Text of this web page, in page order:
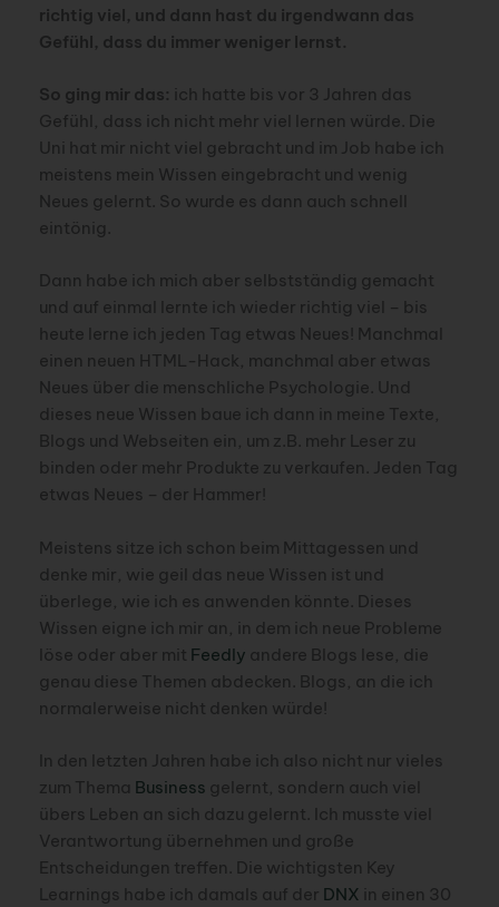
richtig viel, und dann hast du irgendwann das
Gefühl, dass du immer weniger lernst.
So ging mir das: ich hatte bis vor 3 Jahren das
Gefühl, dass ich nicht mehr viel lernen würde. Die
Uni hat mir nicht viel gebracht und im Job habe ich
meistens mein Wissen eingebracht und wenig
Neues gelernt. So wurde es dann auch schnell
eintönig.
Dann habe ich mich aber selbstständig gemacht
und auf einmal lernte ich wieder richtig viel – bis
heute lerne ich jeden Tag etwas Neues! Manchmal
einen neuen HTML-Hack, manchmal aber etwas
Neues über die menschliche Psychologie. Und
dieses neue Wissen baue ich dann in meine Texte,
Blogs und Webseiten ein, um z.B. mehr Leser zu
binden oder mehr Produkte zu verkaufen. Jeden Tag
etwas Neues – der Hammer!
Meistens sitze ich schon beim Mittagessen und
denke mir, wie geil das neue Wissen ist und
überlege, wie ich es anwenden könnte. Dieses
Wissen eigne ich mir an, in dem ich neue Probleme
löse oder aber mit Feedly andere Blogs lese, die
genau diese Themen abdecken. Blogs, an die ich
normalerweise nicht denken würde!
In den letzten Jahren habe ich also nicht nur vieles
zum Thema Business gelernt, sondern auch viel
übers Leben an sich dazu gelernt. Ich musste viel
Verantwortung übernehmen und große
Entscheidungen treffen. Die wichtigsten Key
Learnings habe ich damals auf der DNX in einen 30